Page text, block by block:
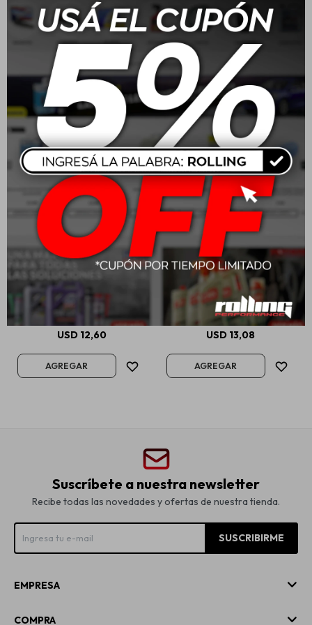
Productos que te pueden interesar
5W30 Petronas Syntium
3000 XS - SP 1L
USD 12,60
5W40 Petronas Syntium
3000e - 1L
USD 13,08
Suscríbete a nuestra newsletter
Recibe todas las novedades y ofertas de nuestra tienda.
SUSCRIBIRME
EMPRESA
COMPRA